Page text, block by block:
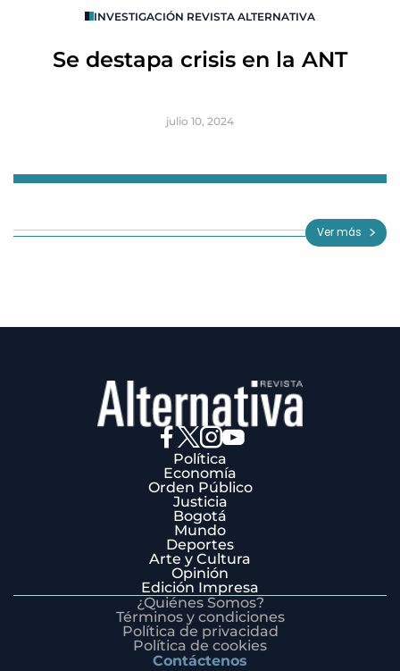
INVESTIGACIÓN REVISTA ALTERNATIVA
Se destapa crisis en la ANT
julio 10, 2024
3
Ver más
Política
Economía
Orden Público
Justicia
Bogotá
Mundo
Deportes
Arte y Cultura
Opinión
Edición Impresa
¿Quiénes Somos?
Términos y condiciones
Política de privacidad
Política de cookies
Contáctenos